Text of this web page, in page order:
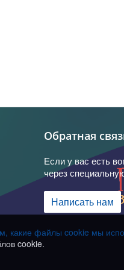
Обратная
Если у вас есть
через
Написать нам
какие файлы cookie мы
cookie.